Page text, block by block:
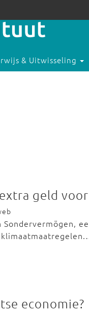
& Uitwisseling
geld
economie?